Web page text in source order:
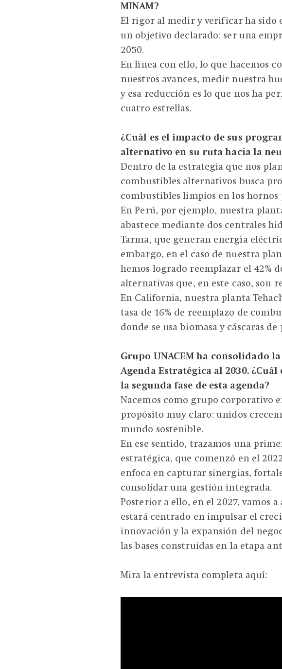
MINAM?
El rigor al medir y verificar ha sido
un objetivo declarado: ser una
2050.
En línea con ello, lo que hacemos
nuestros avances, medir nuestra
y esa reducción es lo que nos ha
cuatro estrellas.
¿Cuál es el impacto de sus
alternativo en su ruta hacia la
Dentro de la estrategia que nos
combustibles alternativos busca
combustibles limpios en los
En Perú, por ejemplo, nuestra
abastece mediante dos centrales
Tarma, que generan energía
embargo, en el caso de nuestra
hemos logrado reemplazar el 42%
alternativas que, en este caso, son
En California, nuestra planta
tasa de 16% de reemplazo de
donde se usa biomasa y cáscaras de
Grupo UNACEM ha consolidado
Agenda Estratégica al 2030.
la segunda fase de esta agenda?
Nacemos como grupo corporativo
propósito muy claro: unidos
mundo sostenible.
En ese sentido, trazamos una
estratégica, que comenzó en el
enfoca en capturar sinergias,
consolidar una gestión integrada.
Posterior a ello, en el 2027, vamos
estará centrado en impulsar el
innovación y la expansión del
las bases construidas en la etapa
Mira la entrevista completa aquí: